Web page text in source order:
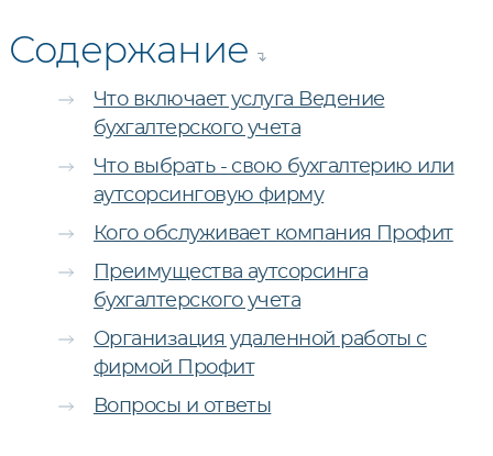
Содержание
Что включает услуга Ведение
бухгалтерского учета
Что выбрать - свою бухгалтерию или
аутсорсинговую фирму
Кого обслуживает компания Профит
Преимущества аутсорсинга
бухгалтерского учета
Организация удаленной работы с
фирмой Профит
Вопросы и ответы